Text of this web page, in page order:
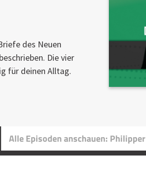
des Neuen
Die vier
für deinen Alltag.
Alle Episoden anschauen: Philipper